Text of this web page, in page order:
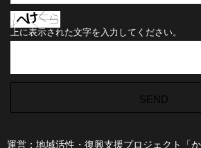
上に表示された文字を入力してください。
運営：地域活性・復興支援プロジェクト「か